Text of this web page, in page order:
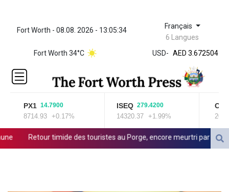
Fort Worth - 08.08. 2026 - 13:05:34 Français
6 Langues
Fort Worth 34°C
USD-
ZWL 321.999592
AED 3.672504
AED 3.672504
AFN
ALL 80.629676
AMD
1491.937897
PX1 14.7900
8714.93 +0.17%
ISEQ 279.4200
14320.37 +1.99% 2025.99
Retour timide des touristes au Porge, encore meurtri par le mégafeu